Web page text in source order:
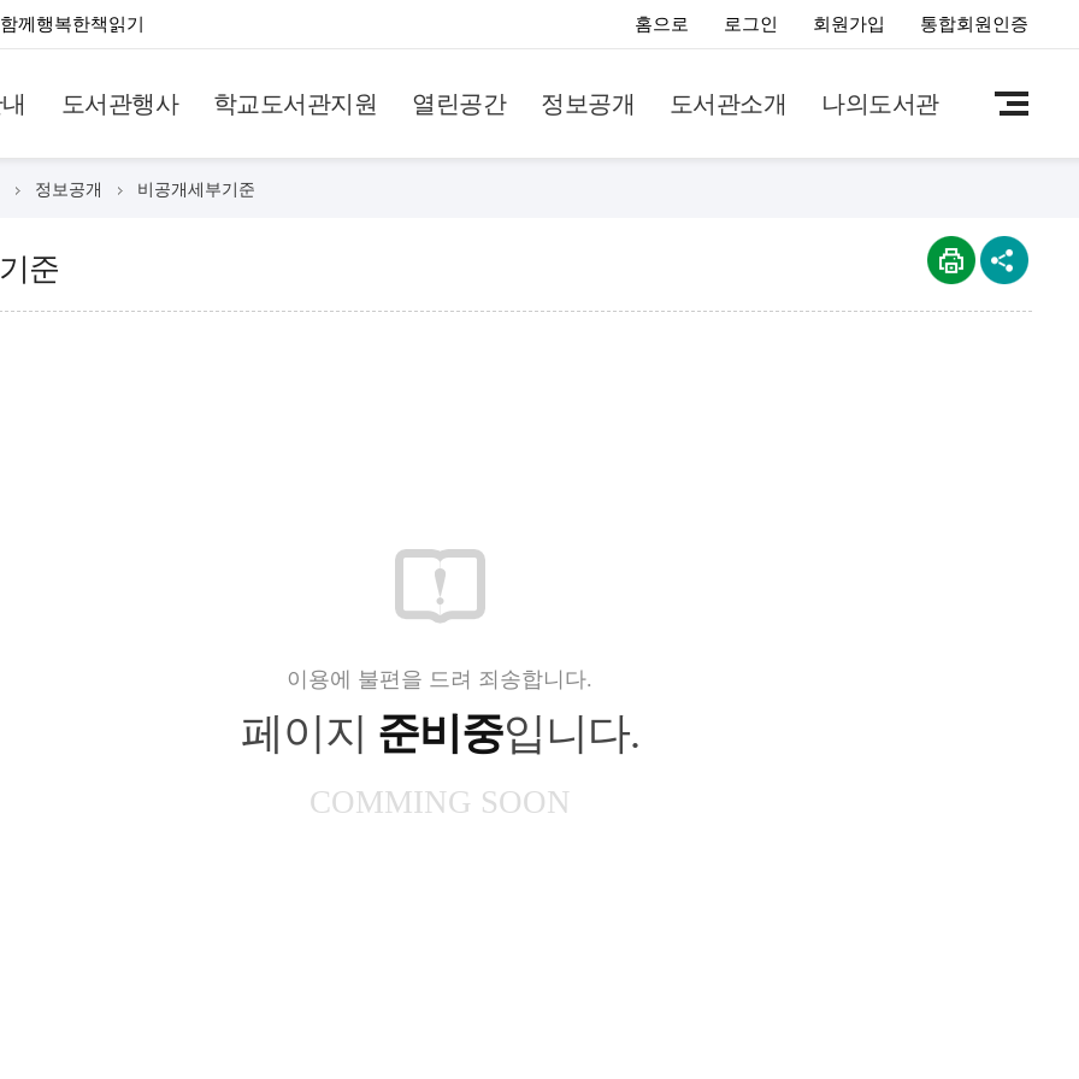
께행복한책읽기 홈으로 로그인 회원가입 통합회원인증
도서관행사 학교도서관지원 열린공간 정보공개 도서관소개 나의도서관
정보공개 비공개세부기준
준
이용에 불편을 드려 죄송합니다.
페이지 준비중입니다.
COMMING SOON